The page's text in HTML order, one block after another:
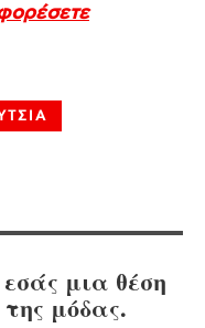
μια θέση
μόδας.